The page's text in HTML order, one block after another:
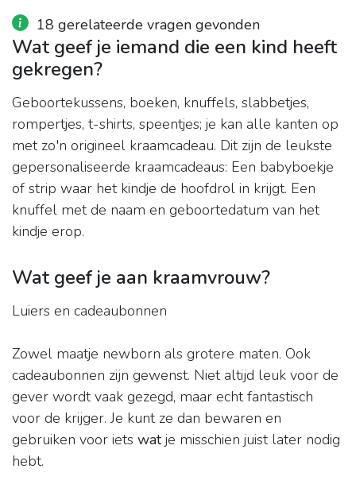
18 gerelateerde vragen gevonden
Wat geef je iemand die een kind heeft
gekregen?
Geboortekussens, boeken, knuffels, slabbetjes,
rompertjes, t-shirts, speentjes; je kan alle kanten op
met zo'n origineel kraamcadeau. Dit zijn de leukste
gepersonaliseerde kraamcadeaus: Een babyboekje
of strip waar het kindje de hoofdrol in krijgt. Een
knuffel met de naam en geboortedatum van het
kindje erop.
Wat geef je aan kraamvrouw?
Luiers en cadeaubonnen
Zowel maatje newborn als grotere maten. Ook
cadeaubonnen zijn gewenst. Niet altijd leuk voor de
gever wordt vaak gezegd, maar echt fantastisch
voor de krijger. Je kunt ze dan bewaren en
gebruiken voor iets watje misschien juist later nodig
hebt.